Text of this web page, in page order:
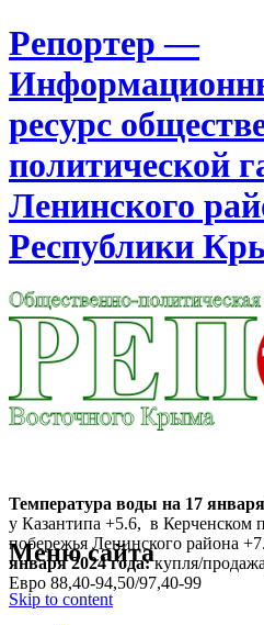
Репортер —
ресурс
политической
Ленинского
Республики
Температура воды на 17 января
у Казантипа +5.6, в Керченском
побережья Ленинского района
января 2024 года:купля/
Евро 88,40-94,50/97,40-99
Меню сайта
Skip to content